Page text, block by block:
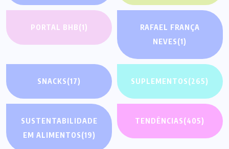
PORTAL BHB(1)
RAFAEL FRANÇA
NEVES(1)
SNACKS(17) SUPLEMENTOS(265)
SUSTENTABILIDADE
EM ALIMENTOS(19)
TENDÊNCIAS(405)